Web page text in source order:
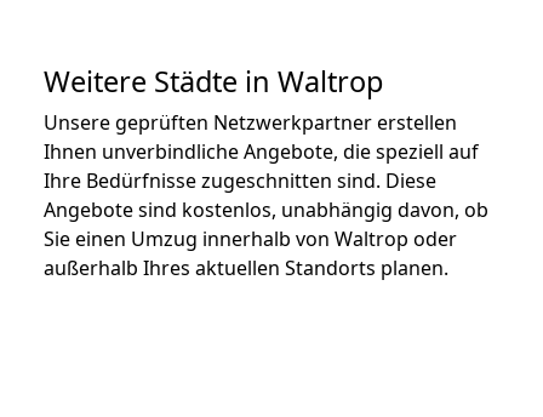
Weitere Städte in Waltrop
Unsere geprüften Netzwerkpartner erstellen
Ihnen unverbindliche Angebote, die speziell auf
Ihre Bedürfnisse zugeschnitten sind. Diese
Angebote sind kostenlos, unabhängig davon, ob
Sie einen Umzug innerhalb von Waltrop oder
außerhalb Ihres aktuellen Standorts planen.